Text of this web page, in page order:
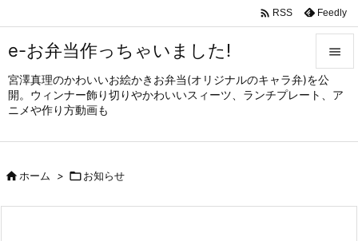
e-お弁当作っちゃいました!
宮澤真理のかわいいお絵かきお弁当(オリジナルのキャラ弁)を公
開。ウィンナー飾り切りやかわいいスィーツ、ランチプレート、ア
ニメや作り方動画も


メニュ
サイド

 RSS Feedly
ホーム > お知らせ